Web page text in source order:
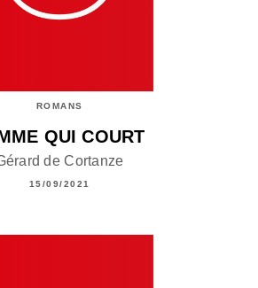
ROMANS
QUI COURT
de Cortanze
15/09/2021